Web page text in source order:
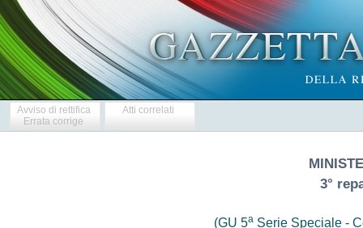
Avviso di rettifica
Errata corrige
Atti correlati
3°
(GU 5aSerie Speciale -